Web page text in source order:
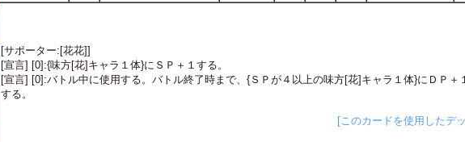
[サポーター:[花花]]
[宣言] [0]:{味方[花]キャラ１体}にＳＰ＋１する。
[宣言] [0]:バトル中に使用する。バトル終了時まで、{ＳＰが４以上の味方[花]キャラ１体}にＤＰ＋
する。
[このカードを使用したデ